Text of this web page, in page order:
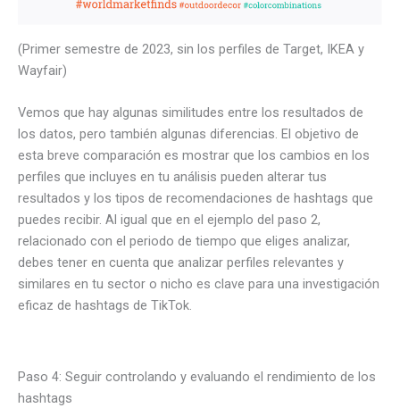
(Primer semestre de 2023, sin los perfiles de Target, IKEA y
Wayfair)
Vemos que hay algunas similitudes entre los resultados de
los datos, pero también algunas diferencias. El objetivo de
esta breve comparación es mostrar que los cambios en los
perfiles que incluyes en tu análisis pueden alterar tus
resultados y los tipos de recomendaciones de hashtags que
puedes recibir. Al igual que en el ejemplo del paso 2,
relacionado con el periodo de tiempo que eliges analizar,
debes tener en cuenta que analizar perfiles relevantes y
similares en tu sector o nicho es clave para una investigación
eficaz de hashtags de TikTok.
Paso 4: Seguir controlando y evaluando el rendimiento de los
hashtags